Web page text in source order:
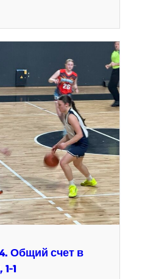
Общий счет в
1